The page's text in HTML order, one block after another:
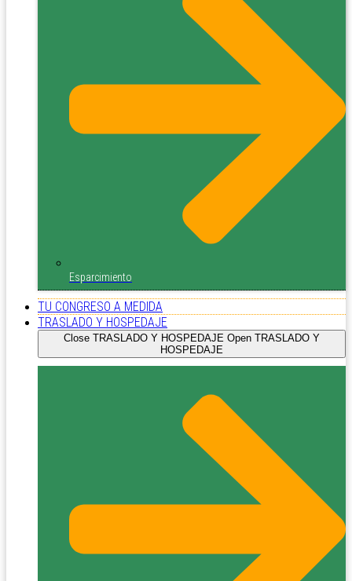
Esparcimiento
TU CONGRESO A MEDIDA
TRASLADO Y HOSPEDAJE
Close TRASLADO Y HOSPEDAJE Open TRASLADO Y
HOSPEDAJE